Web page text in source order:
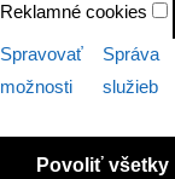
Reklamné cookies
Spravovať
možnosti
Správa
služieb
Povoliť všetky